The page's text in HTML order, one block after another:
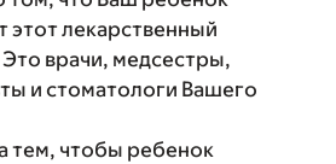
этот лекарственный
врачи, медсестры,
и стоматологи Вашего
тем, чтобы ребенок